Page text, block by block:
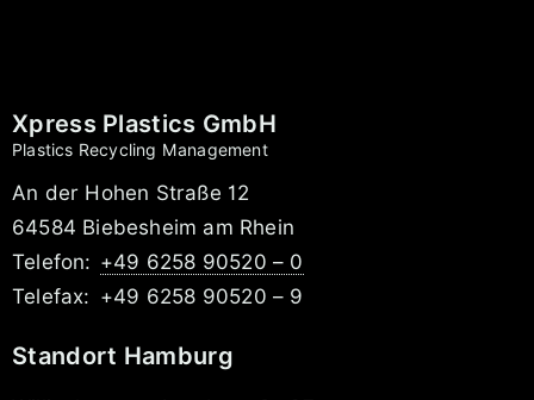
Xpress Plastics GmbH
Plastics Recycling Management
An der Hohen Straße 12
64584 Biebesheim am Rhein
Telefon: +49 6258 90520 – 0
Telefax: +49 6258 90520 – 9
Standort Hamburg